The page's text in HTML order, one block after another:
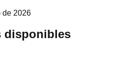
de 2026
disponibles